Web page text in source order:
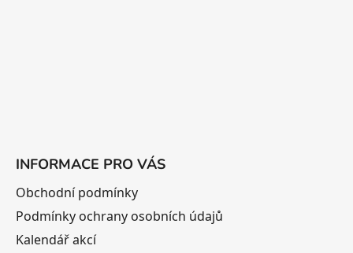
INFORMACE PRO VÁS
Obchodní podmínky
Podmínky ochrany osobních údajů
Kalendář akcí